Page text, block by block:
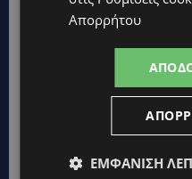
τους νεκρούς»-(Φώτο)
ΔΗΜΟΣ ΛΑΤΣΙΩΝ – ΓΕΡΙΟΥ:
Μια ανάσα δροσιάς για
Απορρήτου
ΕΜΦΆΝΙΣΗ